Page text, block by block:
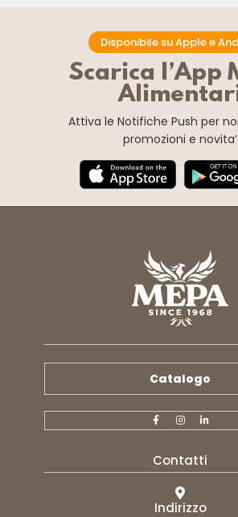
Disponibile su Apple e
Scarica l’App
Attiva le Notifiche Push per
promozioni e novita’
Catalogo
Contatti
Indirizzo